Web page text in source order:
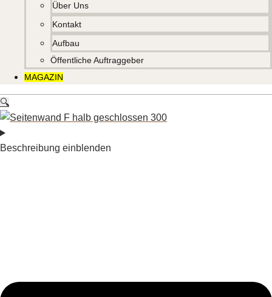
Über Uns
Kontakt
Aufbau
Öffentliche Auftraggeber
MAGAZIN
🔍
Beschreibung einblenden